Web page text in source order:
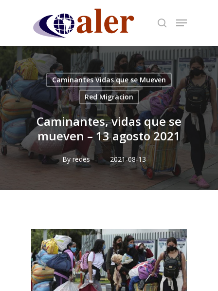
content
Caminantes Vidas que se Mueven
Red Migracion
Caminantes, vidas que se
mueven – 13 agosto 2021
By redes 2021-08-13